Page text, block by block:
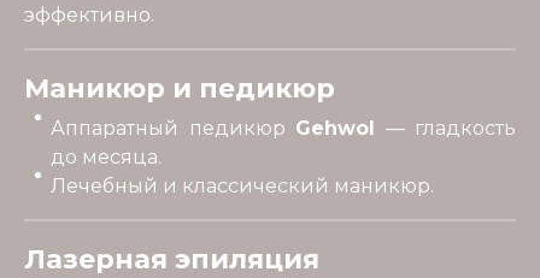
эффективно.
Маникюр и педикюр
Аппаратный педикюр Gehwol
— гладкость
до месяца.
Лечебный и классический маникюр.
Лазерная эпиляция